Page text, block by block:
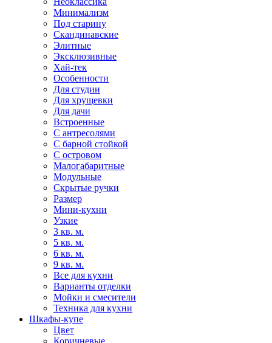
Минимализм
Под старину
Скандинавские
Элитные
Эксклюзивные
Хай-тек
Особенности
Для студии
Для хрущевки
Для дачи
Встроенные
С антресолями
С барной стойкой
С островом
Малогабаритные
Модульные
Скрытые ручки
Размер
Мини-кухни
Узкие
3 кв. м.
5 кв. м.
6 кв. м.
9 кв. м.
Все для кухни
Варианты отделки
Мойки и смесители
Техника для кухни
Шкафы-купе
Цвет
Коричневые